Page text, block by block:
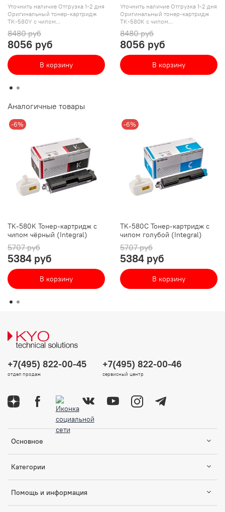
Уточнить наличие Отгрузка 1-2 дня
Оригинальный тонер-картридж
TK-580Y с чипом...
8480 руб
8056 руб
В корзину
Уточнить наличие Отгрузка 1-2 дня
Оригинальный тонер-картридж
TK-580K с чипом...
8480 руб
8056 руб
В корзину
Аналогичные товары
-6%
TK-580K Тонер-картридж с
чипом чёрный (Integral)
5707 руб
5384 руб
В корзину
-6%
TK-580C Тонер-картридж с
чипом голубой (Integral)
5707 руб
5384 руб
В корзину
Основное
Категории
Помощь и информация
+7(495) 822-00-45
отдел продаж
+7(495) 822-00-46
сервисный центр